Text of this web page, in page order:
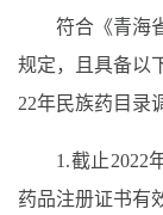
符合 《青海
规定，且具备以
22年民族药目录
1.截止2022
药品注册证书有